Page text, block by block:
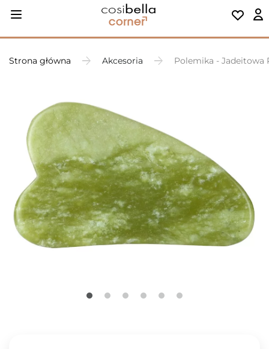
Strona główna Akcesoria Polemika - Jadeitowa